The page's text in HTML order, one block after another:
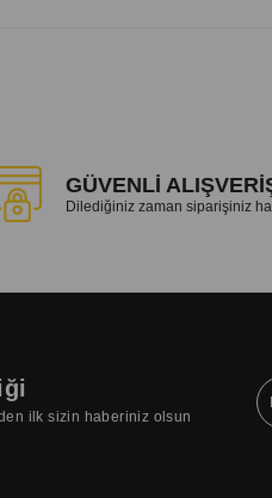
GÜVENLİ
Dilediğiniz zaman siparişiniz
ilk sizin haberiniz olsun